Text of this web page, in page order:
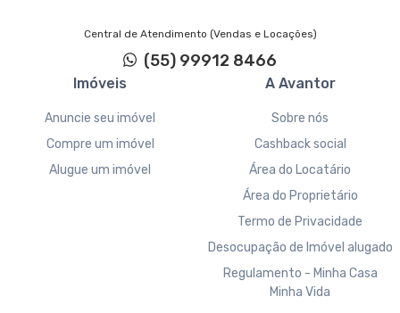
Hall de entrada
Captação água da chuva
Acessibilidade para PCD
Central de Atendimento (Vendas e Locações)
(55) 99912 8466
Imóveis
Anuncie seu imóvel
Compre um imóvel
Alugue um imóvel
A Avantor
Sobre nós
Cashback social
Área do Locatário
Área do Proprietário
Termo de Privacidade
Desocupação de Imóvel alugado
Regulamento - Minha Casa
Minha Vida